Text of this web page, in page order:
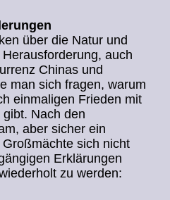
über die Natur und
auch
Chinas und
man sich fragen, warum
einmaligen Frieden mit
Nach den
aber sicher ein
sich nicht
Erklärungen
zu werden: